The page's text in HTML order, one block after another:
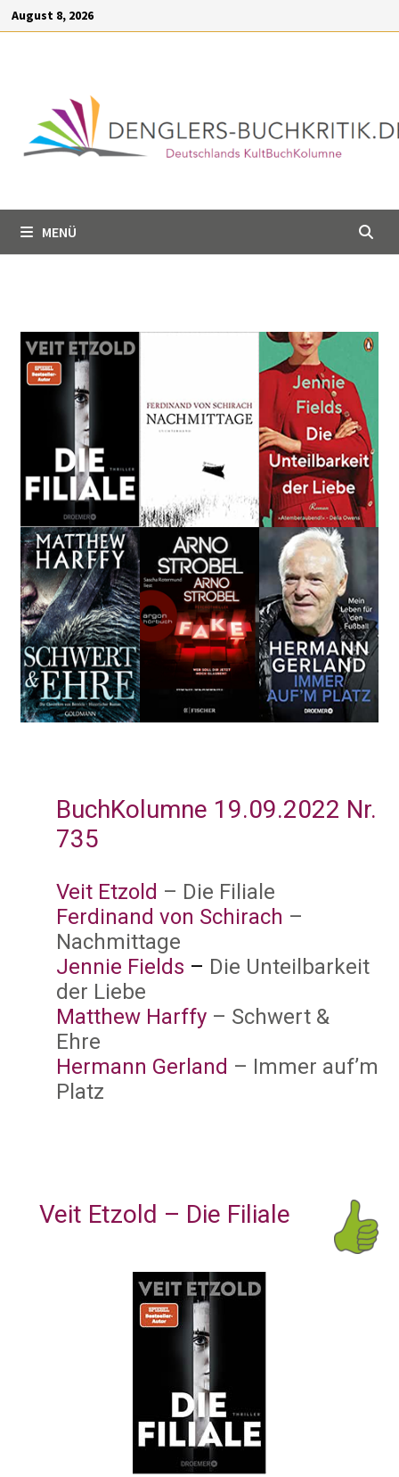
springen
August 8, 2026
MENÜ
BuchKolumne 19.09.2022 Nr.
735
Veit Etzold – Die Filiale
Ferdinand von Schirach –
Nachmittage
Jennie Fields – Die Unteilbarkeit
der Liebe
Matthew Harffy– Schwert &
Ehre
Hermann Gerland – Immer auf’m
Platz
Veit Etzold – Die Filiale